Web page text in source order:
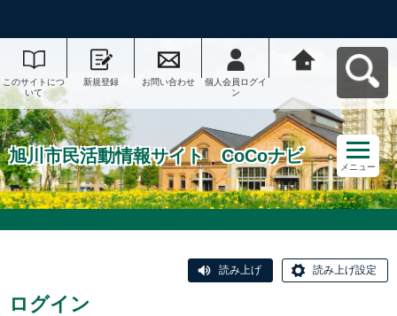
このサイトにつ
いて
新規登録 お問い合わせ
個人会員ログイ
ン
ナビへ戻る
旭川市民活動情報サイト CoCoナビ
メニュー
読み上げ 読み上げ設定
ログイン